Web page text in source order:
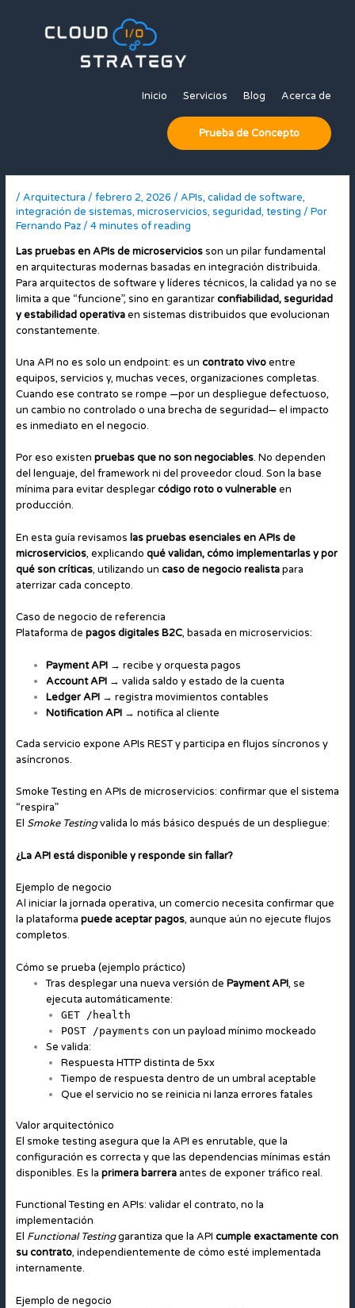
contenido
Inicio Servicios Blog Acerca de
Prueba de Concepto
/ Arquitectura / febrero 2, 2026 / APIs, calidad de software,
integración de sistemas, microservicios, seguridad, testing / Por
Fernando Paz/ 4 minutes of reading
Las pruebas en APIs de microserviciosson un pilar fundamental
en arquitecturas modernas basadas en integración distribuida.
Para arquitectos de software y líderes técnicos, la calidad ya no se
limita a que “funcione”, sino en garantizarconfiabilidad, seguridad
y estabilidad operativaen sistemas distribuidos que evolucionan
constantemente.
Una API no es solo un endpoint: es un contrato vivoentre
equipos, servicios y, muchas veces, organizaciones completas.
Cuando ese contrato se rompe —por un despliegue defectuoso,
un cambio no controlado o una brecha de seguridad— el impacto
es inmediato en el negocio.
Por eso existen pruebas que no son negociables. No dependen
del lenguaje, del framework ni del proveedor cloud. Son la base
mínima para evitar desplegarcódigo roto o vulnerableen
producción.
En esta guía revisamos las pruebas esenciales en APIs de
microservicios, explicando qué validan, cómo implementarlas y por
qué son críticas, utilizando un caso de negocio realistapara
aterrizar cada concepto.
Caso de negocio de referencia
Plataforma de pagos digitales B2C, basada en microservicios:
Payment API→ recibe y orquesta pagos
Account API→ valida saldo y estado de la cuenta
Ledger API→ registra movimientos contables
Notification API→ notifica al cliente
Cada servicio expone APIs REST y participa en flujos síncronos y
asíncronos.
Smoke Testing en APIs de microservicios: confirmar que el sistema
“respira”
El Smoke Testingvalida lo más básico después de un despliegue:
¿La API está disponible y responde sin fallar?
Ejemplo de negocio
Al iniciar la jornada operativa, un comercio necesita confirmar que
la plataforma puede aceptar pagos, aunque aún no ejecute flujos
completos.
Cómo se prueba (ejemplo práctico)
Tras desplegar una nueva versión de Payment API, se
ejecuta automáticamente:
GET /health
POST /payments con un payload mínimo mockeado
Se valida:
Respuesta HTTP distinta de 5xx
Tiempo de respuesta dentro de un umbral aceptable
Que el servicio no se reinicia ni lanza errores fatales
Valor arquitectónico
El smoke testing asegura que la API es enrutable, que la
configuración es correcta y que las dependencias mínimas están
disponibles. Es la primera barreraantes de exponer tráfico real.
Functional Testing en APIs: validar el contrato, no la
implementación
El Functional Testinggarantiza que la API cumple exactamente con
su contrato, independientemente de cómo esté implementada
internamente.
Ejemplo de negocio